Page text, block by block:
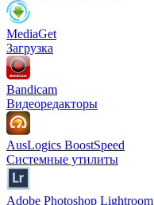
MediaGet
Загрузка
Bandicam
Видеоредакторы
AusLogics BoostSpeed
Системные утилиты
Adobe Photoshop Lightroom